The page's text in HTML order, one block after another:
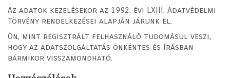
Az adatok kezelésekor az 1992. évi LXIII. Adatvédelmi
Törvény rendelkezései alapján járunk el.
Ön, mint regisztrált felhasználó tudomásul veszi,
hogy az adatszolgáltatás önkéntes és írásban
bármikor visszamondható.